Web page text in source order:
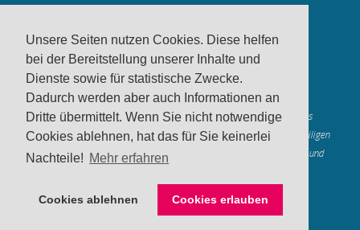
Unsere Seiten nutzen Cookies. Diese helfen
bei der Bereitstellung unserer Inhalte und
Dienste sowie für statistische Zwecke.
Dadurch werden aber auch Informationen an
Dritte übermittelt. Wenn Sie nicht notwendige
Cookies ablehnen, hat das für Sie keinerlei
Nachteile! Mehr erfahren
Cookies ablehnen Cookies erlauben
produktwarnung.eu - 2007-2026
Made in Gerstetten |Medienzentrum Gerstetten
Alle genannten Marken, Warenzeichen und Logos innerhalb dieses
Medienangebotes sind durch die Marken- und Urheberechte der jeweiligen
Rechteinhaber geschützt, und dienen lediglich der Berichterstattung und